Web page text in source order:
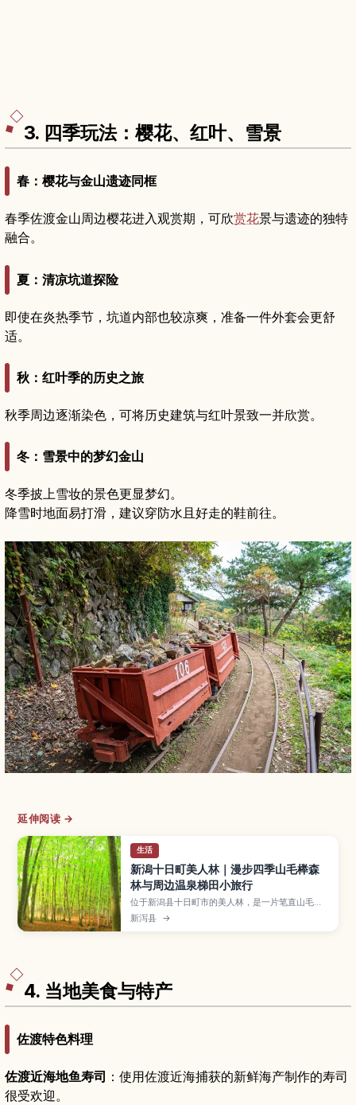
3. 四季玩法：樱花、红叶、雪景
春：樱花与金山遗迹同框
春季佐渡金山周边樱花进入观赏期，可欣赏花景与遗迹的独特
融合。
夏：清凉坑道探险
即使在炎热季节，坑道内部也较凉爽，准备一件外套会更舒
适。
秋：红叶季的历史之旅
秋季周边逐渐染色，可将历史建筑与红叶景致一并欣赏。
冬：雪景中的梦幻金山
冬季披上雪妆的景色更显梦幻。
降雪时地面易打滑，建议穿防水且好走的鞋前往。
延伸阅读 →
生活
新潟十日町美人林｜漫步四季山毛榉森
林与周边温泉梯田小旅行
位于新潟县十日町市的美人林，是一片笔直山毛榉
树构成的疗愈森林，新绿、红叶与雪景呈现截然不
同的氛围。本文将介绍适合散步与拍照的路线、清
新泻县 →
4. 当地美食与特产
佐渡特色料理
佐渡近海地鱼寿司 ：使用佐渡近海捕获的新鲜海产制作的寿司
很受欢迎。